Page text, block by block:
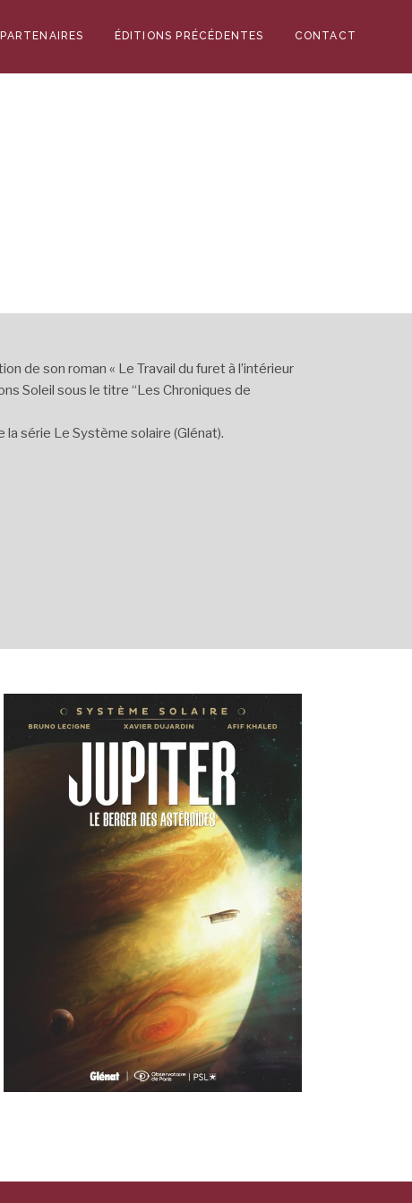
PARTENAIRES ÉDITIONS PRÉCÉDENTES CONTACT
de son roman « Le Travail du furet à l’intérieur
Soleil sous le titre “Les Chroniques de
la série Le Système solaire (Glénat).